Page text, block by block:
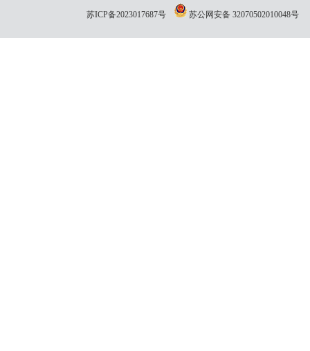
苏ICP备2023017687号 苏公网安备 32070502010048号